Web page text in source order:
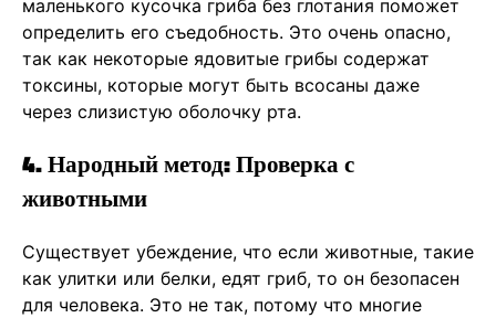
маленького кусочка гриба без глотания поможет
определить его съедобность. Это очень опасно,
так как некоторые ядовитые грибы содержат
токсины, которые могут быть всосаны даже
через слизистую оболочку рта.
4. Народный метод: Проверка с
животными
Существует убеждение, что если животные, такие
как улитки или белки, едят гриб, то он безопасен
для человека. Это не так, потому что многие